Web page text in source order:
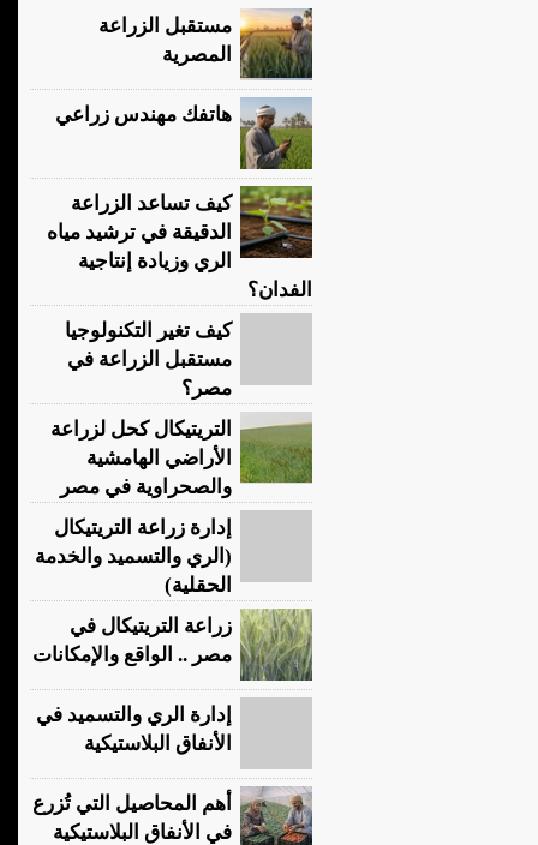
مستقبل الزراعة
المصرية
هاتفك مهندس زراعي
كيف تساعد الزراعة
الدقيقة في ترشيد مياه
الري وزيادة إنتاجية
الفدان؟
كيف تغير التكنولوجيا
مستقبل الزراعة في
مصر؟
التريتيكال كحل لزراعة
الأراضي الهامشية
والصحراوية في مصر
إدارة زراعة التريتيكال
(الري والتسميد والخدمة
الحقلية)
زراعة التريتيكال في
مصر .. الواقع والإمكانات
إدارة الري والتسميد في
الأنفاق البلاستيكية
أهم المحاصيل التي تُزرع
في الأنفاق البلاستيكية